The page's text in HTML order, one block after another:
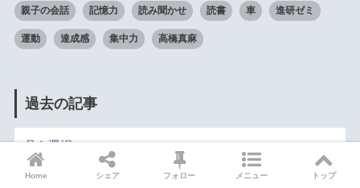
親子の会話 記憶力 読み聞かせ 読書 車 進研ゼミ
運動 達成感 集中力 高橋真麻
過去の記事
Home シェア フォロー メニュー トップ